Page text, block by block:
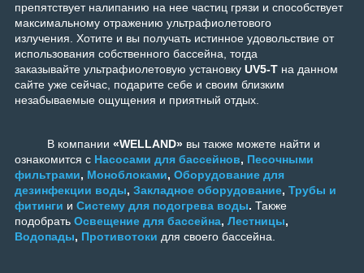
препятствует налипанию на нее частиц грязи и способствует
максимальному отражению ультрафиолетового
излучения. Хотите и вы получать истинное удовольствие от
использования собственного бассейна, тогда
заказывайте ультрафиолетовую установку UV5-T на данном
сайте уже сейчас, подарите себе и своим близким
незабываемые ощущения и приятный отдых.
В компании «WELLAND» вы также можете найти и
ознакомится с Насосами для бассейнов, Песочными
фильтрами, Моноблоками, Оборудование для
дезинфекции воды, Закладное оборудование, Трубы и
фитинги и Систему для подогрева воды. Также
подобрать Освещение для бассейна, Лестницы,
Водопады, Противотоки для своего бассейна.